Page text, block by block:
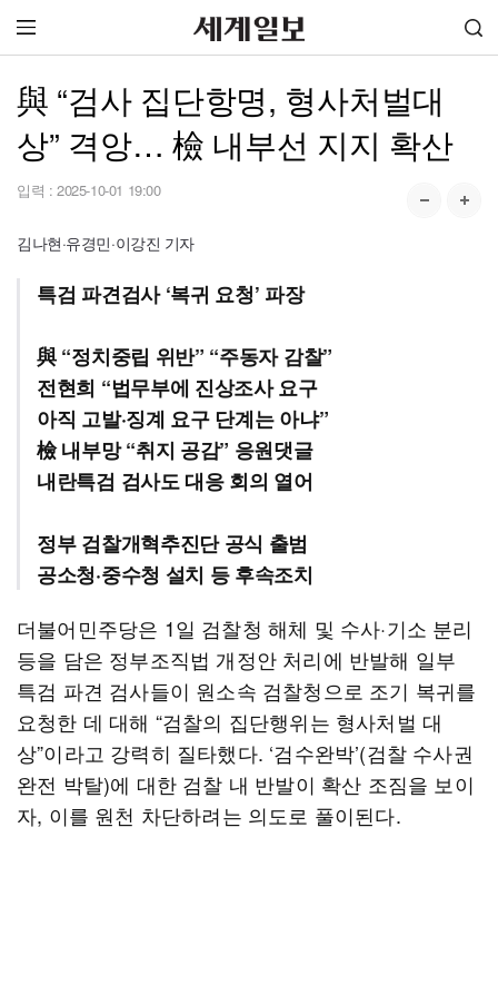
與 “검사 집단항명, 형사처벌대
상” 격앙… 檢 내부선 지지 확산
입력 : 2025-10-01 19:00
김나현·유경민·이강진 기자
특검 파견검사 ‘복귀 요청’ 파장
與 “정치중립 위반” “주동자 감찰”
전현희 “법무부에 진상조사 요구
아직 고발·징계 요구 단계는 아냐”
檢 내부망 “취지 공감” 응원댓글
내란특검 검사도 대응 회의 열어
정부 검찰개혁추진단 공식 출범
공소청·중수청 설치 등 후속조치
더불어민주당은 1일 검찰청 해체 및 수사·기소 분리
등을 담은 정부조직법 개정안 처리에 반발해 일부
특검 파견 검사들이 원소속 검찰청으로 조기 복귀를
요청한 데 대해 “검찰의 집단행위는 형사처벌 대
상”이라고 강력히 질타했다. ‘검수완박’(검찰 수사권
완전 박탈)에 대한 검찰 내 반발이 확산 조짐을 보이
자, 이를 원천 차단하려는 의도로 풀이된다.